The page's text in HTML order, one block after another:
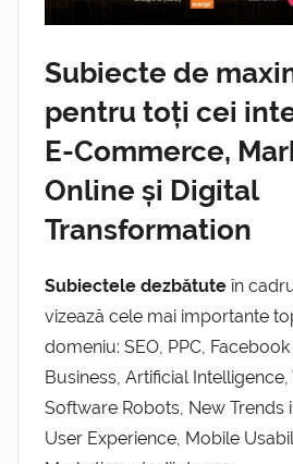
Subiecte de
pentru toți cei
E-Commerce,
Online și Digital
Transformation
Subiectele dezbătute în
vizează cele mai importante
domeniu: SEO, PPC,
Business, Artificial Intelligence,
Software Robots, New Trends
User Experience, Mobile